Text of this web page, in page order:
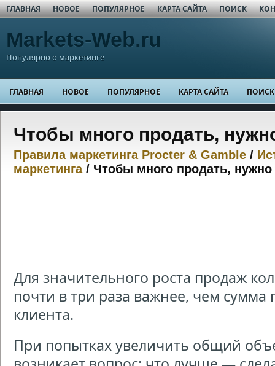
ГЛАВНАЯ НОВОЕ ПОПУЛЯРНОЕ КАРТА САЙТА ПОИСК
Markets-Web.ru
Популярно о маркетинге
ГЛАВНАЯ НОВОЕ ПОПУЛЯРНОЕ КАРТА САЙТА ПОИСК
Чтобы много продать,
Правила маркетинга Procter & Gamble /
маркетинга/ Чтобы много продать, нужно
Для значительного роста продаж
почти в три раза важнее, чем сумма
клиента.
При попытках увеличить общий